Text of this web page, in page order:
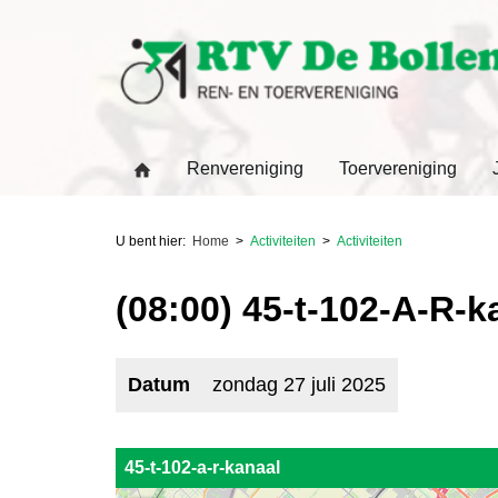
Renvereniging Toervereniging
U bent hier: Home Activiteiten Activiteiten
(08:00) 45-t-102-A-R-
Datum zondag 27 juli 2025
45-t-102-a-r-kanaal